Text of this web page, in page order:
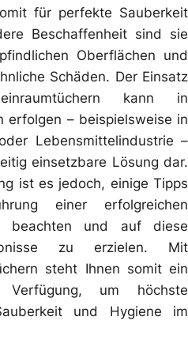
für perfekte Sauberkeit
Beschaffenheit sind sie
Oberflächen und
Schäden. Der Einsatz
kann in
erfolgen – beispielsweise in
Lebensmittelindustrie –
einsetzbare Lösung dar.
ist es jedoch, einige Tipps
einer erfolgreichen
beachten und auf diese
zu erzielen. Mit
steht Ihnen somit ein
um höchste
und Hygiene im